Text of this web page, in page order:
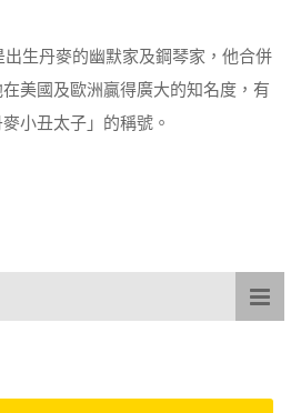
出生丹麥的幽默家及鋼琴家，他合併
美國及歐洲贏得廣大的知名度，有
小丑太子」的稱號。